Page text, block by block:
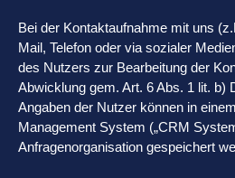
Bei der Kontaktaufnahme mit uns
Mail, Telefon oder via sozialer
des Nutzers zur Bearbeitung der
Abwicklung gem. Art. 6 Abs. 1 lit. b)
Angaben der Nutzer können in
Management System („CRM
Anfragenorganisation gespeichert